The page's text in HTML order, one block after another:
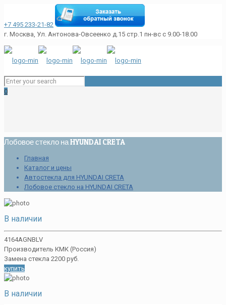
+7 495 233-21-82
г. Москва, Ул. Антонова-Овсеенко д.15 стр.1 пн-вс с 9.00-18.00
0
Лобовое стекло на HYUNDAI CRETA
Главная
Каталог и цены
Автостекла для HYUNDAI CRETA
Лобовое стекло на HYUNDAI CRETA
В наличии
4164AGNBLV
Производитель КМК (Россия)
Замена стекла 2200 руб.
купить
В наличии